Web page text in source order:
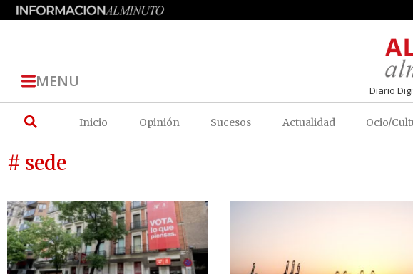
MENU Diario
Inicio Opinión Sucesos Actualidad Ocio/
# sede